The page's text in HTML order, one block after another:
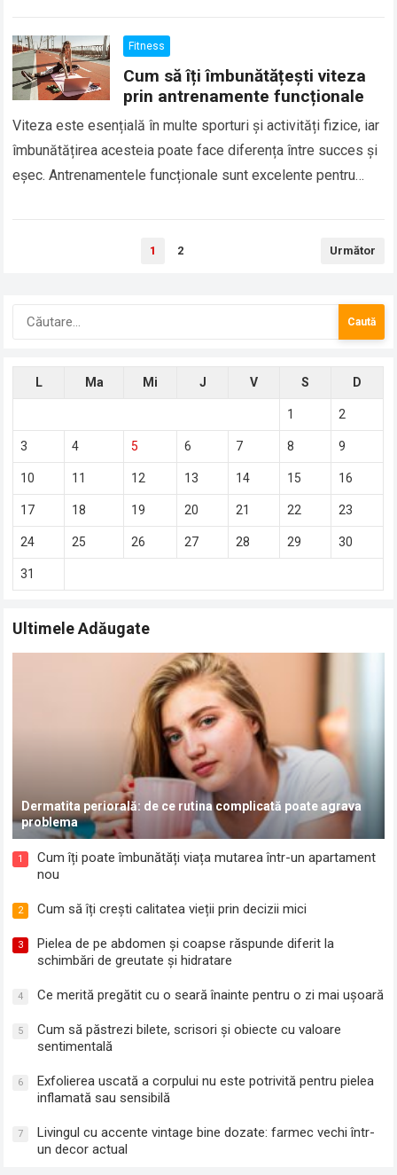
Fitness
Cum să îți îmbunătățești viteza
prin antrenamente funcționale
Viteza este esențială în multe sporturi și activități fizice, iar
îmbunătățirea acesteia poate face diferența între succes și
eșec. Antrenamentele funcționale sunt excelente pentru
1 2 Următor
Caută
L Ma Mi J V S D
1 2
3 4 5 6 7 8 9
10 11 12 13 14 15 16
17 18 19 20 21 22 23
24 25 26 27 28 29 30
31
Ultimele Adăugate
Dermatita periorală: de ce rutina complicată poate agrava
problema
1
Cum îți poate îmbunătăți viața mutarea într-un apartament
nou
2 Cum să îți crești calitatea vieții prin decizii mici
3
Pielea de pe abdomen și coapse răspunde diferit la
schimbări de greutate și hidratare
4 Ce merită pregătit cu o seară înainte pentru o zi mai ușoară
5
Cum să păstrezi bilete, scrisori și obiecte cu valoare
sentimentală
6
Exfolierea uscată a corpului nu este potrivită pentru pielea
inflamată sau sensibilă
7
Livingul cu accente vintage bine dozate: farmec vechi într-
un decor actual